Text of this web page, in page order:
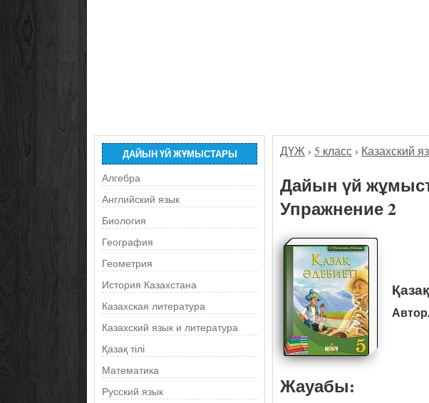
ДАЙЫН ҮЙ ЖҰМЫСТАРЫ
Алгебра
Английский язык
Биология
География
Геометрия
История Казахстана
Казахская литература
Казахский язык и литература
Қазақ тілі
Математика
Русский язык
ДҮЖ › 5 класс › Казахский
Дайын үй
Упражнение 2
Жауабы: